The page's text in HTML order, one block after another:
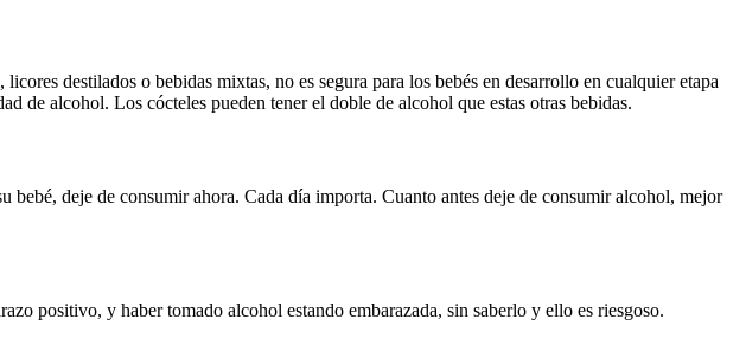
destilados o bebidas mixtas, no es segura para los bebés en desarrollo en cualquier etapa
de alcohol. Los cócteles pueden tener el doble de alcohol que estas otras bebidas.
bebé, deje de consumir ahora. Cada día importa. Cuanto antes deje de consumir alcohol, mejor
positivo, y haber tomado alcohol estando embarazada, sin saberlo y ello es riesgoso.